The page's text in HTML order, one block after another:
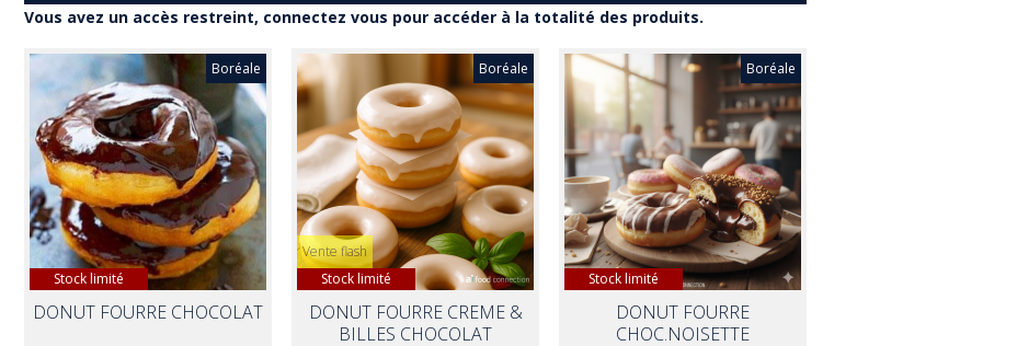
Vous avez un accès restreint, connectez vous pour accéder à la totalité des produits.
Boréale
Stock limité
DONUT FOURRE CHOCOLAT
Boréale
Stock limité
Vente flash
DONUT FOURRE CREME &
BILLES CHOCOLAT
Boréale
Stock limité
DONUT FOURRE
CHOC.NOISETTE